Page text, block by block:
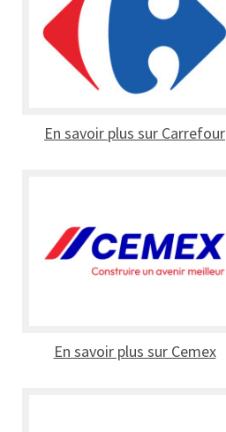
En savoir plus sur Carrefour
En savoir plus sur Cemex